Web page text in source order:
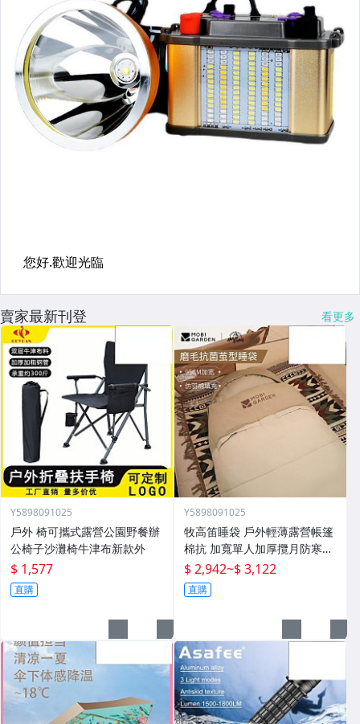
賣家最新刊登 看更多
Y5898091025
戶外 椅可攜式露營公園野餐辦
公椅子沙灘椅牛津布新款外
$ 1,577
直購
Y5898091025
牧高笛睡袋 戶外輕薄露營帳篷
棉抗 加寬單人加厚攬月防寒被
子
$ 2,942~$ 3,122
直購